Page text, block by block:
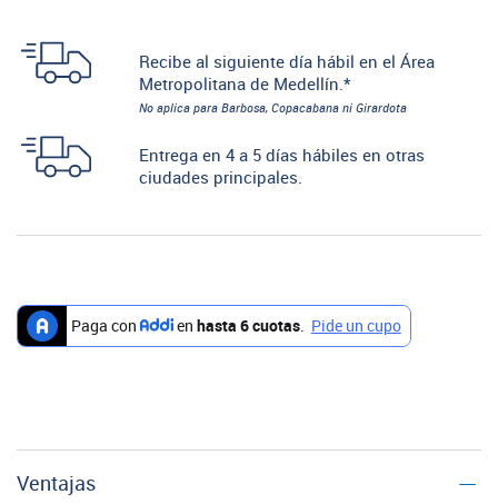
Recibe al siguiente día hábil en el Área
Metropolitana de Medellín.*
No aplica para Barbosa, Copacabana ni Girardota
Entrega en 4 a 5 días hábiles en otras
ciudades principales.
Ventajas